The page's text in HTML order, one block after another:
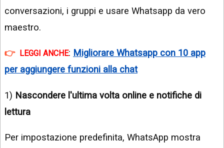
conversazioni, i gruppi e usare Whatsapp da vero
maestro.
LEGGI ANCHE: Migliorare Whatsapp con 10 app
per aggiungere funzioni alla chat
1) Nascondere l'ultima volta online e notifiche di
lettura
Per impostazione predefinita, WhatsApp mostra